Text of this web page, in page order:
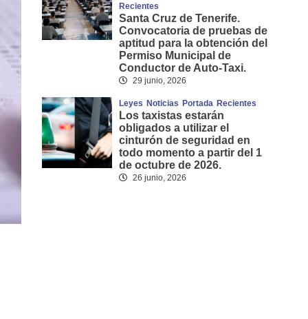
Recientes
Santa Cruz de Tenerife.
Convocatoria de pruebas de
aptitud para la obtención del
Permiso Municipal de
Conductor de Auto-Taxi.
29 junio, 2026
Leyes Noticias Portada Recientes
Los taxistas estarán
obligados a utilizar el
cinturón de seguridad en
todo momento a partir del 1
de octubre de 2026.
26 junio, 2026